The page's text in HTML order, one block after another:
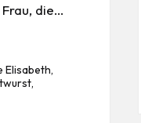
die…
Elisabeth,
,